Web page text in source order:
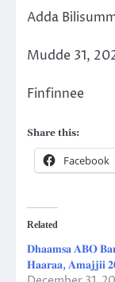
Adda
Mudde 31,
Finfinnee
Share this:
Facebook
Related
𝐃𝐡𝐚𝐚𝐦𝐬𝐚 𝐀𝐁𝐎
𝐇𝐚𝐚𝐫𝐚𝐚, 𝐀𝐦𝐚𝐣𝐣𝐢𝐢